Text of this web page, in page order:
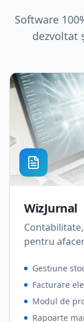
Software
dezvoltat
WizJurnal
pentru
Gestiune
Facturare
Modul de
Rapoarte